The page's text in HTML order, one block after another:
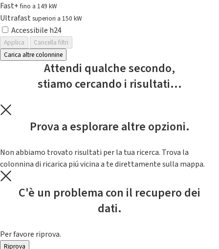
Fast+fino a 149 kW
Ultrafast superiori a 150 kW
Accessibile h24
Applica
Cancella filtri
Carica altre colonnine
Attendi qualche secondo,
stiamo cercando i risultati...
Prova a esplorare altre opzioni.
Non abbiamo trovato risultati per la tua ricerca. Trova la
colonnina di ricarica piú vicina a te direttamente sulla mappa.
C'è un problema con il recupero dei
dati.
Per favore riprova.
Riprova